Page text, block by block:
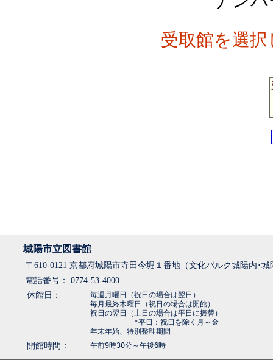
受取館を選
城陽市立図書館
〒610-0121 京都府城陽市寺田今堀１番地（文化パルク城陽内･
電話番号： 0774-53-4000
休館日：
毎週月曜日（祝日の場合は翌日）
毎月最終木曜日（祝日の場合は開館）
祝日の翌日（土日の場合は平日に振替）
*平日：祝日を除く月～金
年末年始、特別整理期間
開館時間： 午前9時30分～午後6時